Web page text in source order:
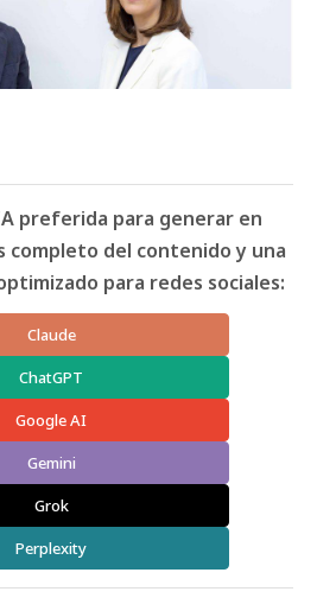
preferida para generar en
completo del contenido y una
para redes sociales:
Claude
ChatGPT
Google AI
Gemini
Grok
Perplexity